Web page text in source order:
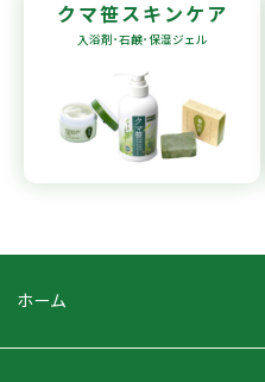
クマ笹スキンケア
入浴剤･石鹸･保湿ジェル
ホーム